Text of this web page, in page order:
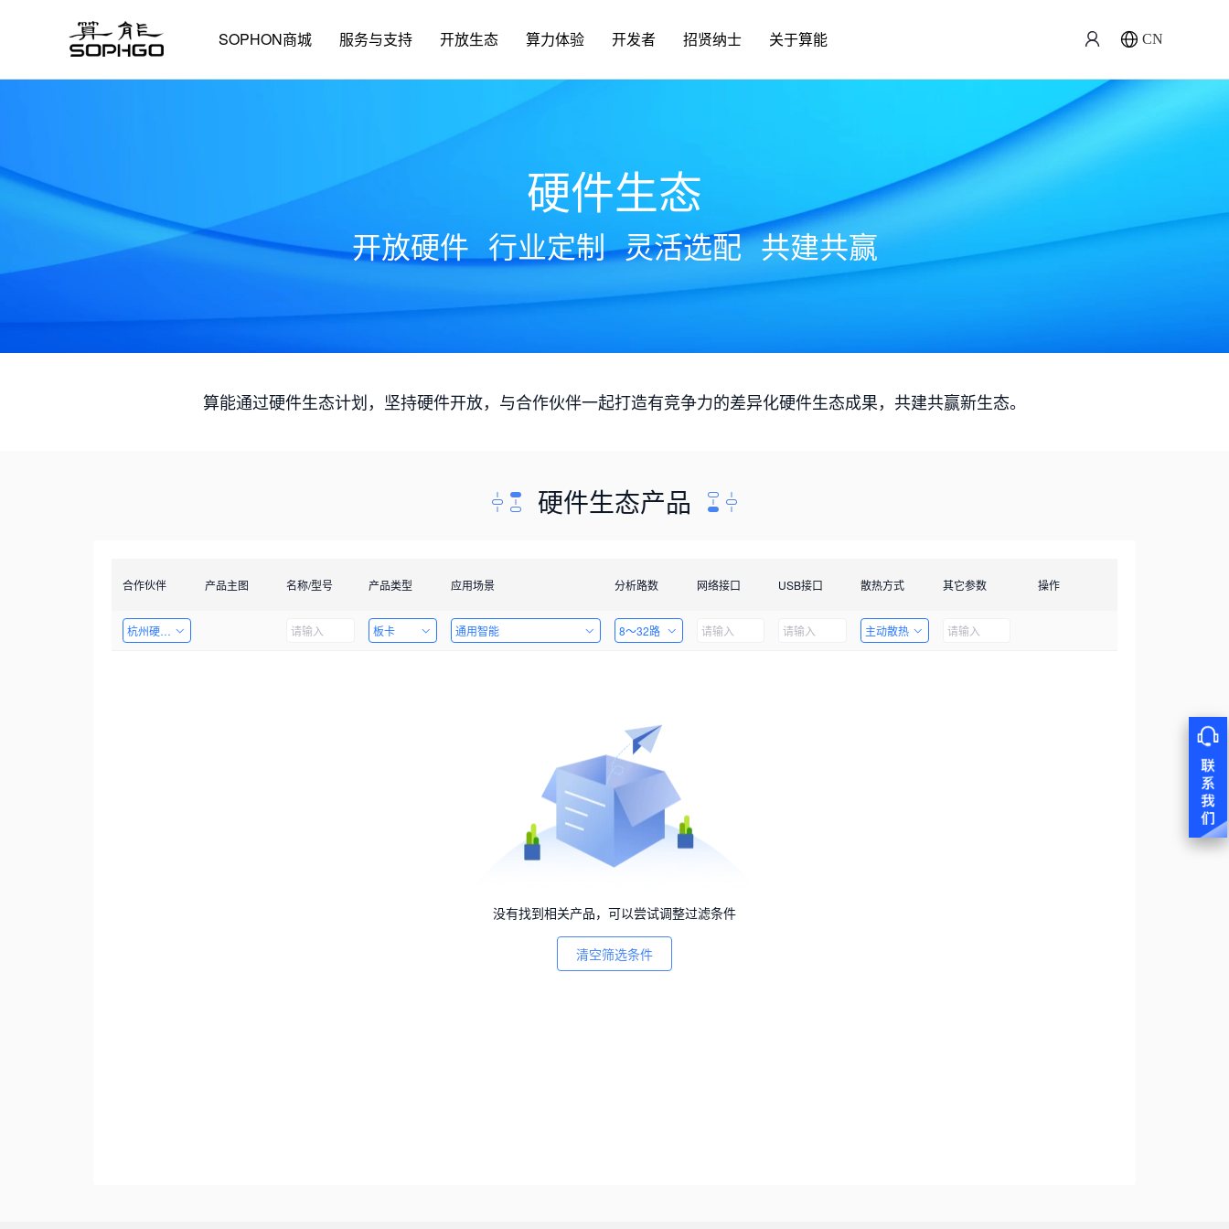
SOPHON商城 服务与支持 开放生态 算力体验 开发者 招贤纳士 关于算能 CN
硬件生态
开放硬件 行业定制 灵活选配 共建共赢
算能通过硬件生态计划，坚持硬件开放，与合作伙伴一起打造有竞争力的差异化硬件生态成果，共建共赢新生态。
硬件生态产品
合作伙伴 产品主图 名称/型号 产品类型 应用场景 分析路数 网络接口 USB接口 散热方式 其它参数 操作
杭州硬十科技有限公司 板卡 通用智能 8～32路 主动散热
没有找到相关产品，可以尝试调整过滤条件
清空筛选条件